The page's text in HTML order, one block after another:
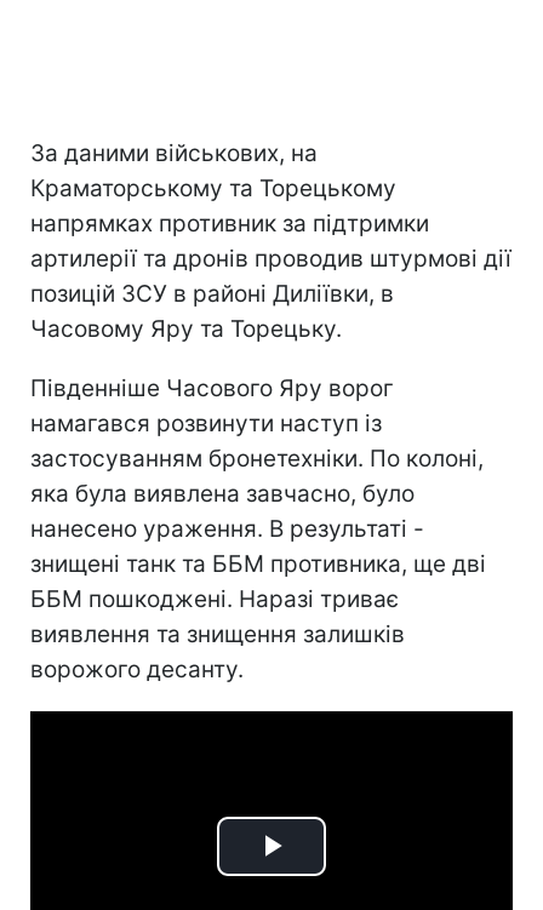
За даними військових, на
Краматорському та Торецькому
напрямках противник за підтримки
артилерії та дронів проводив штурмові дії
позицій ЗСУ в районі Диліївки, в
Часовому Яру та Торецьку.
Південніше Часового Яру ворог
намагався розвинути наступ із
застосуванням бронетехніки. По колоні,
яка була виявлена завчасно, було
нанесено ураження. В результаті -
знищені танк та ББМ противника, ще дві
ББМ пошкоджені. Наразі триває
виявлення та знищення залишків
ворожого десанту.
Play